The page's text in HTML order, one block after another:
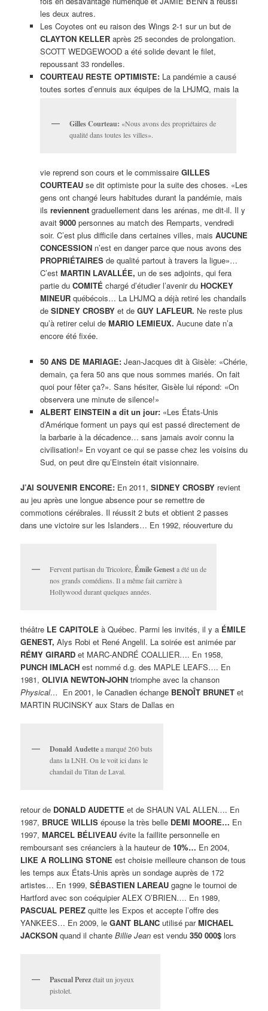
les deux autres.
Les Coyotes ont eu raison des Wings 2-1 sur un but de
CLAYTON KELLERaprès 25 secondes de prolongation.
SCOTT WEDGEWOOD a été solide devant le filet,
repoussant 33 rondelles.
COURTEAU RESTE OPTIMISTE: La pandémie a causé
toutes sortes d’ennuis aux équipes de la LHJMQ, mais la
Gilles Courteau: «Nous avons des propriétaires de
qualité dans toutes les villes».
vie reprend son cours et le commissaire GILLES
COURTEAUse dit optimiste pour la suite des choses. «Les
gens ont changé leurs habitudes durant la pandémie, mais
ils reviennentgraduellement dans les arénas, me dit-il. Il y
avait 9000personnes au match des Remparts, vendredi
soir. C’est plus difficile dans certaines villes, mais AUCUNE
CONCESSIONn’est en danger parce que nous avons des
PROPRIÉTAIRESde qualité partout à travers la ligue»…
C’est MARTIN LAVALLÉE, un de ses adjoints, qui fera
partie du COMITÉ chargé d’étudier l’avenir du HOCKEY
MINEURquébécois… La LHJMQ a déjà retiré les chandails
de SIDNEY CROSBYet de GUY LAFLEUR. Ne reste plus
qu’à retirer celui de MARIO LEMIEUX. Aucune date n’a
encore été fixée.
50 ANS DE MARIAGE: Jean-Jacques dit à Gisèle: «Chérie,
demain, ça fera 50 ans que nous sommes mariés. On fait
quoi pour fêter ça?». Sans hésiter, Gisèle lui répond: «On
observera une minute de silence!»
ALBERT EINSTEIN a dit un jour: «Les États-Unis
d’Amérique forment un pays qui est passé directement de
la barbarie à la décadence… sans jamais avoir connu la
civilisation!» En voyant ce qui se passe chez les voisins du
Sud, on peut dire qu’Einstein était visionnaire.
J’AI SOUVENIR ENCORE: En 2011,SIDNEY CROSBY revient
au jeu après une longue absence pour se remettre de
commotions cérébrales. Il réussit 2 buts et obtient 2 passes
dans une victoire sur les Islanders… En 1992, réouverture du
Fervent partisan du Tricolore,Émile Genesta été un de
nos grands comédiens. Il a même fait carrière à
Hollywood durant quelques années.
théâtre LE CAPITOLE à Québec. Parmi les invités, il y a ÉMILE
GENEST, Alys Robi et René Angelil. La soirée est animée par
RÉMY GIRARD et MARC-ANDRÉ COALLIER…. En 1958,
PUNCH IMLACH est nommé d.g. des MAPLE LEAFS…. En
1981,OLIVIA NEWTON-JOHN triomphe avec la chanson
Physical… En 2001, le Canadien échange BENOÎT BRUNET et
MARTIN RUCINSKY aux Stars de Dallas en
Donald Audettea marqué 260 buts
dans la LNH. On le voit ici dans le
chandail du Titan de Laval.
retour de DONALD AUDETTE et de SHAUN VAL ALLEN…. En
1987, BRUCE WILLIS épouse la très belle DEMI MOORE… En
1997,MARCEL BÉLIVEAU évite la faillite personnelle en
remboursant ses créanciers à la hauteur de10%… En 2004,
LIKE A ROLLING STONE est choisie meilleure chanson de tous
les temps aux États-Unis après un sondage auprès de 172
artistes… En 1999,SÉBASTIEN LAREAU gagne le tournoi de
Hartford avec son coéquipier ALEX O’BRIEN…. En 1989,
PASCUAL PEREZ quitte les Expos et accepte l’offre des
YANKEES… En 2009, leGANT BLANC utilisé parMICHAEL
JACKSON quand il chanteBillie Jean est vendu350 000$ lors
Pascual Perezétait un joyeux
pistolet.